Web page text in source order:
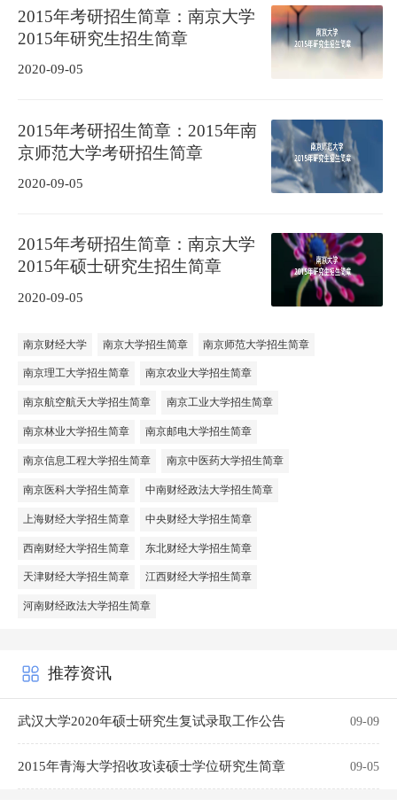
2015年考研招生简章：南京大学
2015年研究生招生简章
2020-09-05
2015年考研招生简章：2015年南
京师范大学考研招生简章
2020-09-05
2015年考研招生简章：南京大学
2015年硕士研究生招生简章
2020-09-05
南京财经大学 南京大学招生简章 南京师范大学招生简章
南京理工大学招生简章 南京农业大学招生简章
南京航空航天大学招生简章 南京工业大学招生简章
南京林业大学招生简章 南京邮电大学招生简章
南京信息工程大学招生简章 南京中医药大学招生简章
南京医科大学招生简章 中南财经政法大学招生简章
上海财经大学招生简章 中央财经大学招生简章
西南财经大学招生简章 东北财经大学招生简章
天津财经大学招生简章 江西财经大学招生简章
河南财经政法大学招生简章
推荐资讯
武汉大学2020年硕士研究生复试录取工作公告 09-09
2015年青海大学招收攻读硕士学位研究生简章 09-05